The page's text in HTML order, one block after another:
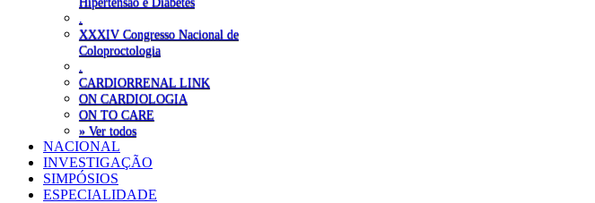
XXXIV Congresso Nacional de
Coloproctologia
CARDIORRENAL LINK
ON CARDIOLOGIA
ON TO CARE
» Ver todos
NACIONAL
INVESTIGAÇÃO
SIMPÓSIOS
ESPECIALIDADE